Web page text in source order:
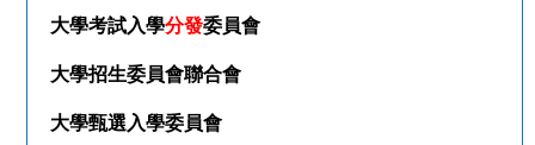
大學考試入學分發委員會
大學招生委員會聯合會
大學甄選入學委員會